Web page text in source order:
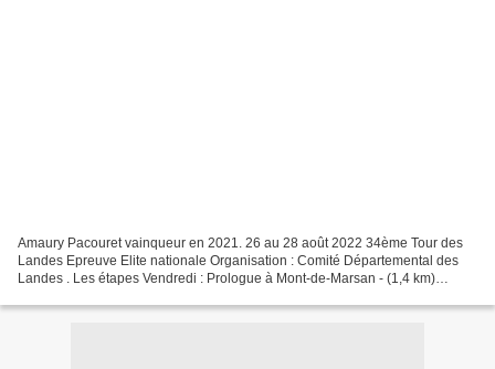
Amaury Pacouret vainqueur en 2021. 26 au 28 août 2022 34ème Tour des
Landes Epreuve Elite nationale Organisation : Comité Départemental des
Landes . Les étapes Vendredi : Prologue à Mont-de-Marsan - (1,4 km)